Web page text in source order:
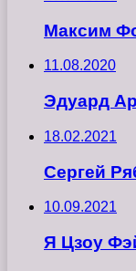
Максим
11.08.2020
Эдуард
18.02.2021
Сергей
10.09.2021
Я Цзоу